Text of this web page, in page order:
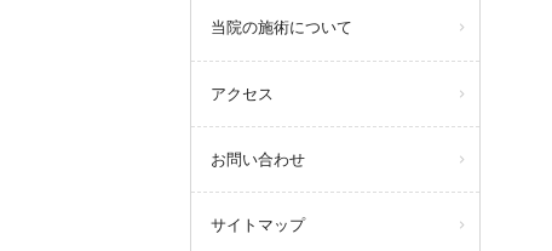
当院の施術について
アクセス
お問い合わせ
サイトマップ